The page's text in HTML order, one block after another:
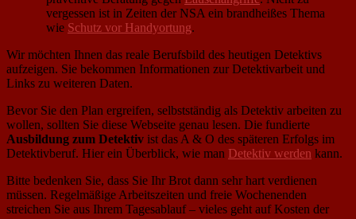
vergessen ist in Zeiten der NSA ein brandheißes Thema
wie Schutz vor Handyortung.
Wir möchten Ihnen das reale Berufsbild des heutigen Detektivs
aufzeigen. Sie bekommen Informationen zur Detektivarbeit und
Links zu weiteren Daten.
Bevor Sie den Plan ergreifen, selbstständig als Detektiv arbeiten zu
wollen, sollten Sie diese Webseite genau lesen. Die fundierte
Ausbildung zum Detektiv ist das A & O des späteren Erfolgs im
Detektivberuf. Hier ein Überblick, wie man Detektiv werden kann.
Bitte bedenken Sie, dass Sie Ihr Brot dann sehr hart verdienen
müssen. Regelmäßige Arbeitszeiten und freie Wochenenden
streichen Sie aus Ihrem Tagesablauf – vieles geht auf Kosten der